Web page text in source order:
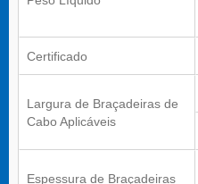
Certificado
Largura de Braçadeiras de
Cabo Aplicáveis
Espessura de Braçadeiras